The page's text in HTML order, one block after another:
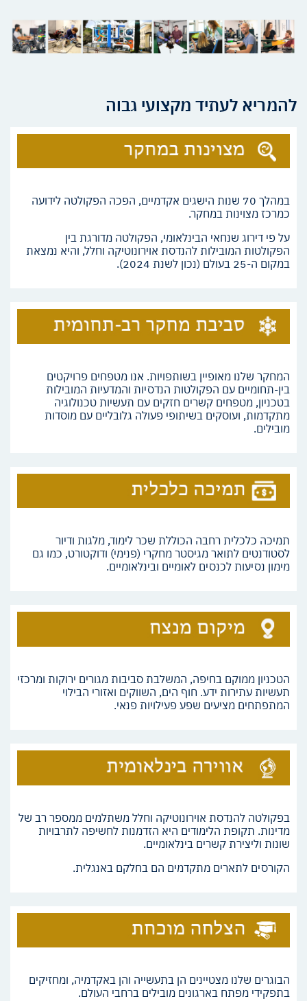
להמריא לעתיד מקצועי גבוה
במהלך 70 שנות הישגים אקדמיים, הפכה הפקולטה לידועה
כמרכז מצוינות במחקר.
על פי דירוג שנחאי הבינלאומי, הפקולטה מדורגת בין
הפקולטות המובילות להנדסת אוירונוטיקה וחלל, והיא נמצאת
במקום ה-25 בעולם (נכון לשנת 2024).
המחקר שלנו מאופיין בשותפויות. אנו מטפחים פרויקטים
בין-תחומיים עם הפקולטות הנדסיות והמדעיות המובילות
בטכניון, מטפחים קשרים חזקים עם תעשיות טכנולוגיה
מתקדמות, ועוסקים בשיתופי פעולה גלובליים עם מוסדות
מובילים.
תמיכה כלכלית רחבה הכוללת שכר לימוד, מלגות ודיור
לסטודנטים לתואר מגיסטר מחקרי (פנימי) ודוקטורט, כמו גם
מימון נסיעות לכנסים לאומיים ובינלאומיים.
הטכניון ממוקם בחיפה, המשלבת סביבות מגורים ירוקות ומרכזי
תעשיות עתירות ידע. חוף הים, השווקים ואזורי הבילוי
המתפתחים מציעים שפע פעילויות פנאי.
בפקולטה להנדסת אוירונוטיקה וחלל משתלמים ממספר רב של
מדינות. תקופת הלימודים היא הזדמנות לחשיפה לתרבויות
שונות וליצירת קשרים בינלאומיים.
הקורסים לתארים מתקדמים הם בחלקם באנגלית.
הבוגרים שלנו מצטיינים הן בתעשייה והן באקדמיה, ומחזיקים
בתפקידי מפתח בארגונים מובילים ברחבי העולם.